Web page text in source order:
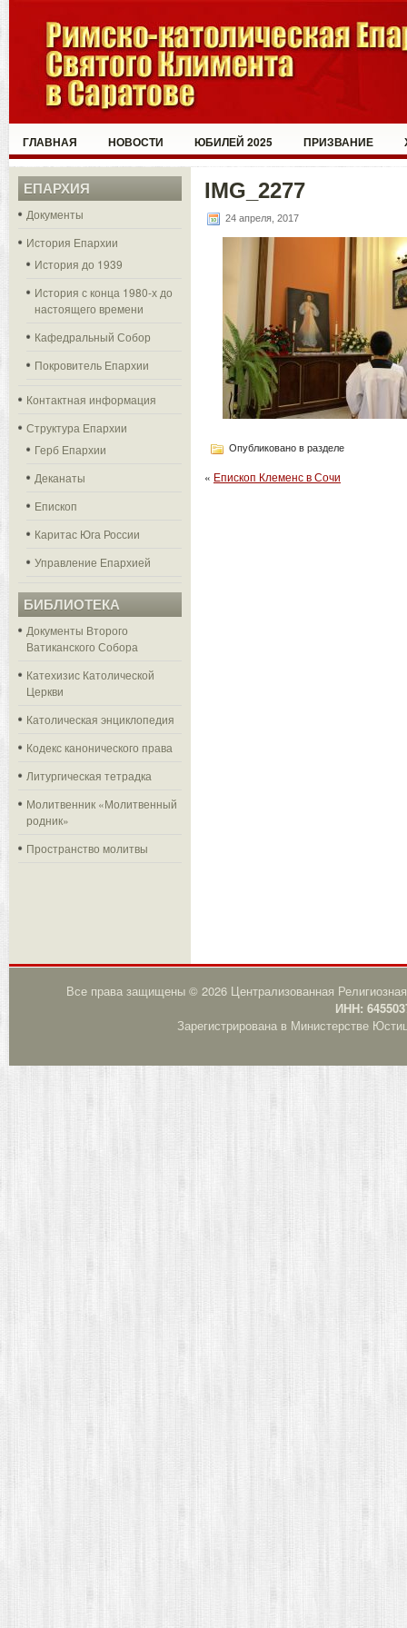
ГЛАВНАЯ НОВОСТИ ЮБИЛЕЙ 2025 ПРИЗВАНИЕ
ЕПАРХИЯ
Документы
История Епархии
История до 1939
История с конца 1980-х до
настоящего времени
Кафедральный Собор
Покровитель Епархии
Контактная информация
Структура Епархии
Герб Епархии
Деканаты
Епископ
Каритас Юга России
Управление Епархией
БИБЛИОТЕКА
Документы Второго
Ватиканского Собора
Катехизис Католической
Церкви
Католическая энциклопедия
Кодекс канонического права
Литургическая тетрадка
Молитвенник «Молитвенный
родник»
Пространство молитвы
IMG_2277
24 апреля, 2017
Опубликовано в разделе
« Епископ Клеменс в Сочи
Все права защищены © 2026 Централизованная
ИНН:
Зарегистрирована в Министерстве